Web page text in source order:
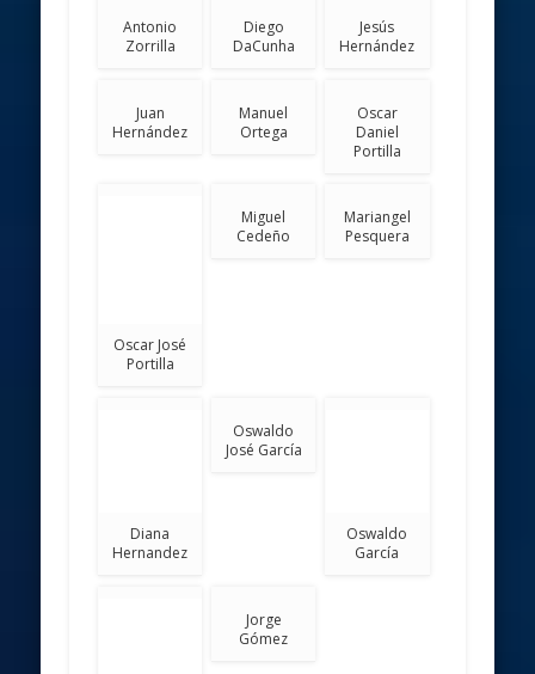
Antonio
Zorrilla
Diego
DaCunha
Jesús
Hernández
Juan
Hernández
Manuel
Ortega
Oscar
Daniel
Portilla
Oscar José
Portilla
Miguel
Cedeño
Mariangel
Pesquera
Diana
Hernandez
Oswaldo
José García
Jorge
Gómez